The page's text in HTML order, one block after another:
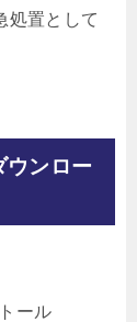
処置として
ンロー
ール